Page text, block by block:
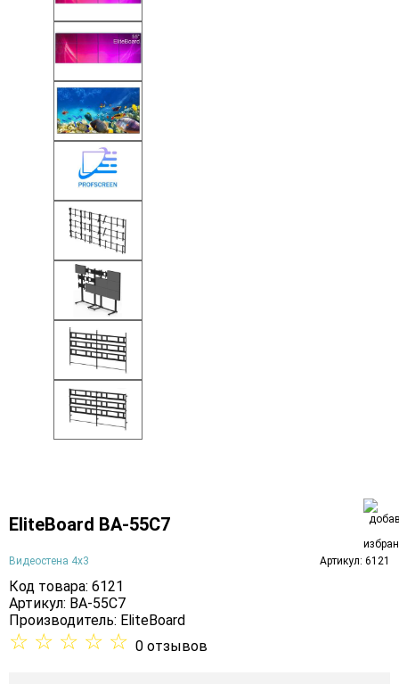
EliteBoard BA-55C7
Видеостена 4х3 Артикул: 6121
Код товара: 6121
Артикул: BA-55C7
Производитель: EliteBoard
☆ ☆ ☆ ☆ ☆ 0 отзывов